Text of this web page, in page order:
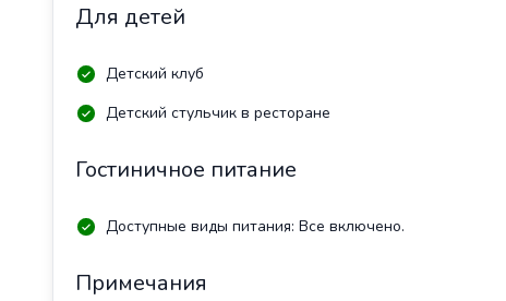
Для детей
Детский клуб
Детский стульчик в ресторане
Гостиничное питание
Доступные виды питания: Все включено.
Примечания